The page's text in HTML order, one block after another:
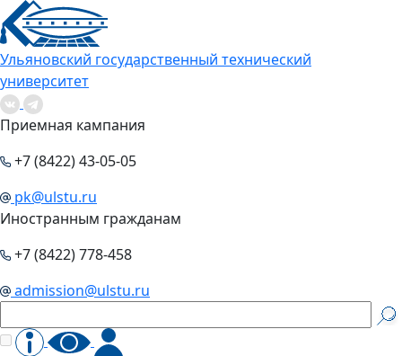
Ульяновский государственный технический
университет
Приемная кампания
+7 (8422) 43-05-05
pk@ulstu.ru
Иностранным гражданам
+7 (8422) 778-458
admission@ulstu.ru